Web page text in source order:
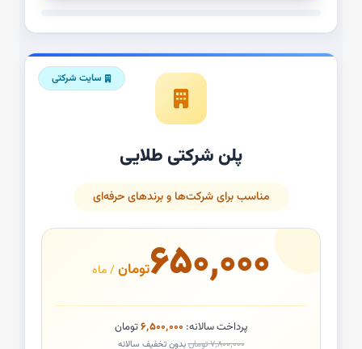
سایت شرکتی
پلن شرکتی طلایی
مناسب برای شرکت‌ها و برندهای حرفه‌ای
۶۵۰٬۰۰۰تومان/ ماه
پرداخت سالانه: ۶٬۵۰۰٬۰۰۰تومان
۷٬۸۰۰٬۰۰۰ تومان بدون تخفیف سالانه